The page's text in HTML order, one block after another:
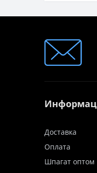
текс
Белый
текс
Доставка
Оплата
Шпагат оптом